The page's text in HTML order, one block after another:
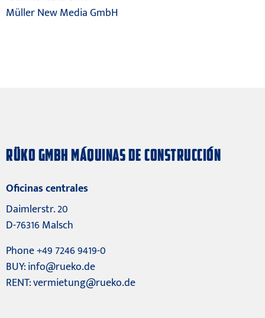
Müller New Media GmbH
RÜKO GMBH MÁQUINAS DE CONSTRUCCIÓN
Oficinas centrales
Daimlerstr. 20
D-76316 Malsch
Phone +49 7246 9419-0
BUY:info@rueko.de
RENT:vermietung@rueko.de